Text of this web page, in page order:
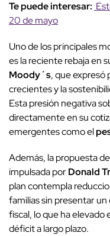
Te puede interesar:
20 de mayo
Uno de los principales
es la reciente rebaja en
Moody´s, que expresó
crecientes y la
Esta presión negativa
directamente en su
emergentes como el
Además, la propuesta
impulsada porDonald
plan contempla
familias sin presentar
fiscal, lo que ha
déficit a largo plazo.